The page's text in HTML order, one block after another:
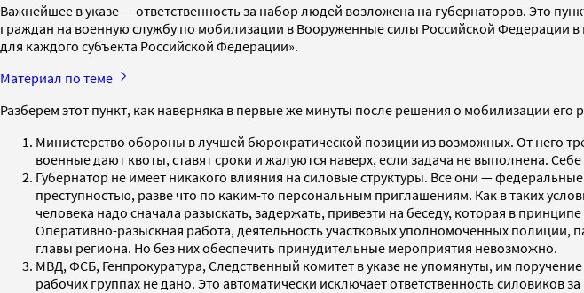
Важнейшее в указе — ответственность за набор людей возложена на губернаторов. Это
граждан на военную службу по мобилизации в Вооруженные силы Российской Федерации
для каждого субъекта Российской Федерации».
Материал по теме
Разберем этот пункт, как наверняка в первые же минуты после решения о мобилизации его
Министерство обороны в лучшей бюрократической позиции из возможных. От него
военные дают квоты, ставят сроки и жалуются наверх, если задача не выполнена.
Губернатор не имеет никакого влияния на силовые структуры. Все они —
преступностью, разве что по каким-то персональным приглашениям. Как в таких
человека надо сначала разыскать, задержать, привезти на беседу, которая в
Оперативно-разыскная работа, деятельность участковых уполномоченных полиции,
главы региона. Но без них обеспечить принудительные мероприятия невозможно.
МВД, ФСБ, Генпрокуратура, Следственный комитет в указе не упомянуты, им
рабочих группах не дано. Это автоматически исключает ответственность силовиков